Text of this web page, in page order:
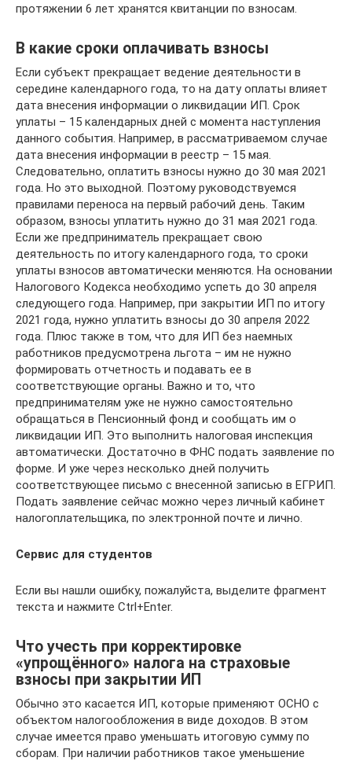
протяжении 6 лет хранятся квитанции по взносам.
В какие сроки оплачивать взносы
Если субъект прекращает ведение деятельности в
середине календарного года, то на дату оплаты влияет
дата внесения информации о ликвидации ИП. Срок
уплаты – 15 календарных дней с момента наступления
данного события. Например, в рассматриваемом случае
дата внесения информации в реестр – 15 мая.
Следовательно, оплатить взносы нужно до 30 мая 2021
года. Но это выходной. Поэтому руководствуемся
правилами переноса на первый рабочий день. Таким
образом, взносы уплатить нужно до 31 мая 2021 года.
Если же предприниматель прекращает свою
деятельность по итогу календарного года, то сроки
уплаты взносов автоматически меняются. На основании
Налогового Кодекса необходимо успеть до 30 апреля
следующего года. Например, при закрытии ИП по итогу
2021 года, нужно уплатить взносы до 30 апреля 2022
года. Плюс также в том, что для ИП без наемных
работников предусмотрена льгота – им не нужно
формировать отчетность и подавать ее в
соответствующие органы. Важно и то, что
предпринимателям уже не нужно самостоятельно
обращаться в Пенсионный фонд и сообщать им о
ликвидации ИП. Это выполнить налоговая инспекция
автоматически. Достаточно в ФНС подать заявление по
форме. И уже через несколько дней получить
соответствующее письмо с внесенной записью в ЕГРИП.
Подать заявление сейчас можно через личный кабинет
налогоплательщика, по электронной почте и лично.
Сервис для студентов
Если вы нашли ошибку, пожалуйста, выделите фрагмент
текста и нажмите Ctrl+Enter.
Что учесть при корректировке
«упрощённого» налога на страховые
взносы при закрытии ИП
Обычно это касается ИП, которые применяют ОСНО с
объектом налогообложения в виде доходов. В этом
случае имеется право уменьшать итоговую сумму по
сборам. При наличии работников такое уменьшение